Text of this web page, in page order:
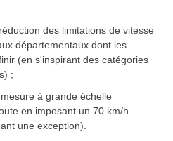
des limitations de vitesse
départementaux dont les
(en s'inspirant des catégories
;
à grande échelle
en imposant un 70 km/h
une exception).